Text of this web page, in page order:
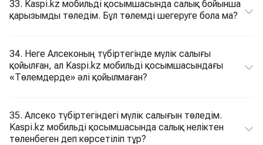
33. Kaspi.kz мобильді қосымшасында салық бойынша
қарызымды төледім. Бұл төлемді шегеруге бола ма?
34. Неге Алсеконың түбіртегінде мүлік салығы
қойылған, ал Kaspi.kz мобильді қосымшасындағы
«Төлемдерде» әлі қойылмаған?
35. Алсеко түбіртегіндегі мүлік салығын төледім.
Kaspi.kz мобильді қосымшасында салық неліктен
төленбеген деп көрсетіліп тұр?